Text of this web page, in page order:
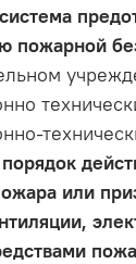
пожарной
или